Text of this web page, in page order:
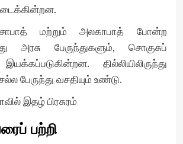
மற்றும் அலகாபாத் போன்ற
அரசு பேருந்துகளும், சொகுசுப்
தில்லியிலிருந்து
பேருந்து வசதியும் உண்டு.
இதழ் பிரசுரம்
பற்றி